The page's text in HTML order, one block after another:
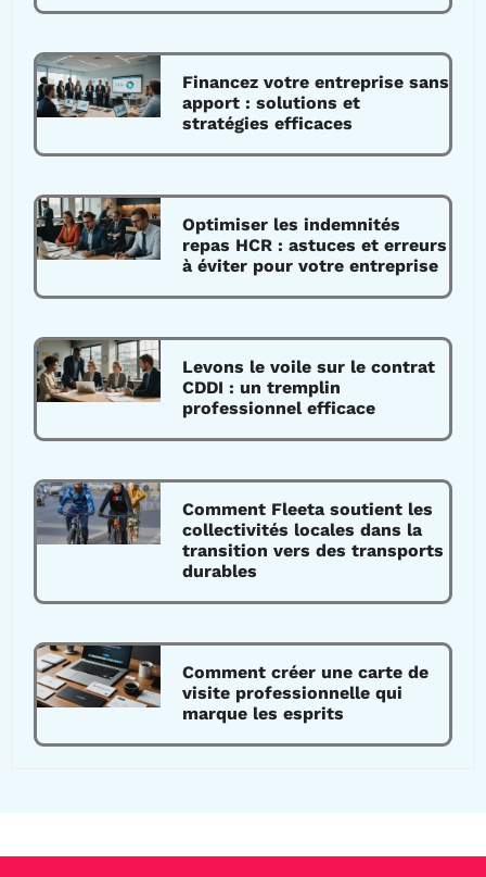
Financez votre entreprise sans
apport : solutions et
stratégies efficaces
Optimiser les indemnités
repas HCR : astuces et erreurs
à éviter pour votre entreprise
Levons le voile sur le contrat
CDDI : un tremplin
professionnel efficace
Comment Fleeta soutient les
collectivités locales dans la
transition vers des transports
durables
Comment créer une carte de
visite professionnelle qui
marque les esprits